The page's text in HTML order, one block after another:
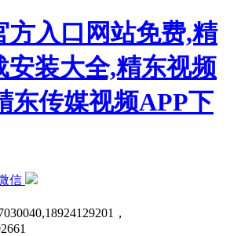
方入口网站免费,精
安装大全,精东视频
东传媒视频APP下
信
，